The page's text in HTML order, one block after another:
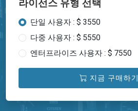
라이선스 유형 선택
단일 사용자 : $ 3550
다중 사용자 : $ 5550
엔터프라이즈 사용자 : $ 7550
지금 구매하기